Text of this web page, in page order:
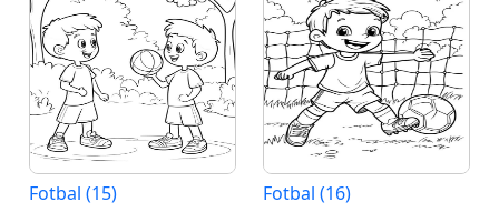
Fotbal (15) Fotbal (16)